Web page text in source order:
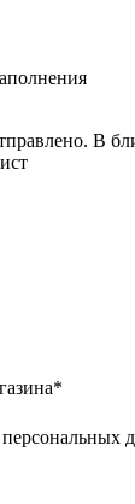
В
*
персональных